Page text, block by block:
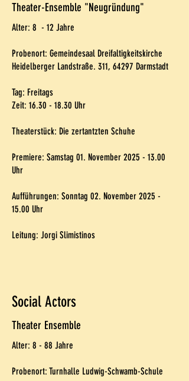
Theater-Ensemble "Neugründung"
Alter: 8 - 12 Jahre
Probenort: Gemeindesaal Dreifaltigkeitskirche
Heidelberger Landstraße. 311, 64297 Darmstadt
Tag: Freitags
Zeit: 16.30 - 18.30 Uhr
Theaterstück: Die zertantzten Schuhe
Premiere: Samstag 01. November 2025 - 13.00
Uhr
Aufführungen: Sonntag 02. November 2025 -
15.00 Uhr
Leitung: Jorgi Slimistinos
Social Actors
Theater Ensemble
Alter: 8 - 88 Jahre
Probenort: Turnhalle Ludwig-Schwamb-Schule